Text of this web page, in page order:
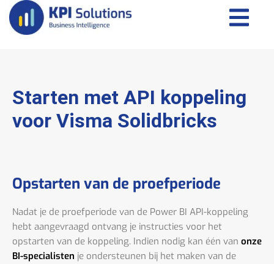
Starten met API koppeling
voor Visma Solidbricks
Opstarten van de proefperiode
Nadat je de proefperiode van de Power BI API-koppeling
hebt aangevraagd ontvang je instructies voor het
opstarten van de koppeling. Indien nodig kan één van onze
BI-specialisten je ondersteunen bij het maken van de